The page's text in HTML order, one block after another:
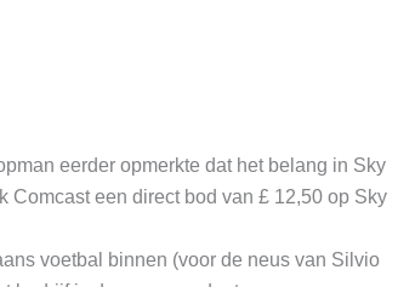
eerder opmerkte dat het belang in Sky
Comcast een direct bod van £ 12,50 op Sky
voetbal binnen (voor de neus van Silvio